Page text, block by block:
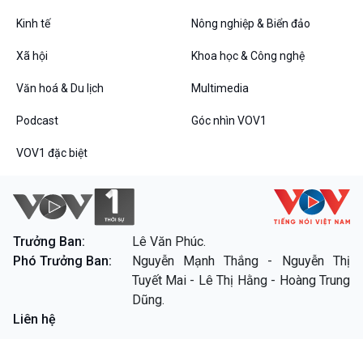
VOV1 đặc biệt
Thanh âm ký sự
Các chương trình đặc biệt
Kinh tế Nông nghiệp & Biển đảo
Xã hội Khoa học & Công nghệ
Văn hoá & Du lịch Multimedia
Podcast Góc nhìn VOV1
VOV1 đặc biệt
Trưởng Ban:
Lê Văn Phúc.
Phó Trưởng Ban:
Nguyễn Mạnh Thắng - Nguyễn Thị
Tuyết Mai - Lê Thị Hằng - Hoàng Trung
Dũng.
Liên hệ